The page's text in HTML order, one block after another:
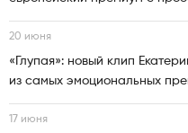
20 июня
«Глупая»: новый клип
из самых эмоциональных
17 июня